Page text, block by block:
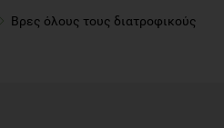
Βρες όλους τους διατροφικούς